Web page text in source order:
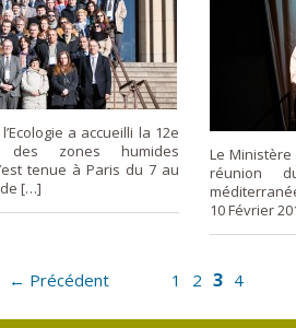
a accueilli la 12e
zones humides
tenue à Paris du 7 au
de […]
Le Ministère
réunion
10 Février
← Précédent 1 2 3 4